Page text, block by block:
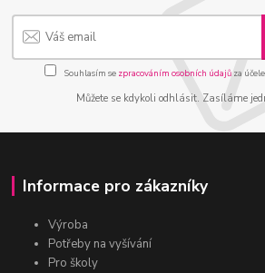
Souhlasím se zpracováním osobních údajůza
Můžete se kdykoli odhlásit. Zasíláme
Informace pro zákazníky
Výroba
Potřeby na vyšívání
Pro školy